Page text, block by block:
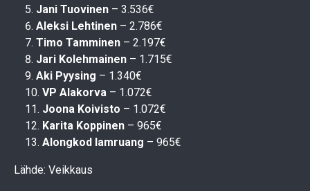
Jani Tuovinen – 3.536€
Aleksi Lehtinen – 2.786€
Timo Tamminen – 2.197€
Jari Kolehmainen – 1.715€
Aki Pyysing – 1.340€
VP Alakorva – 1.072€
Joona Koivisto – 1.072€
Karita Koppinen – 965€
Alongkod Iamruang – 965€
Lähde: Veikkaus